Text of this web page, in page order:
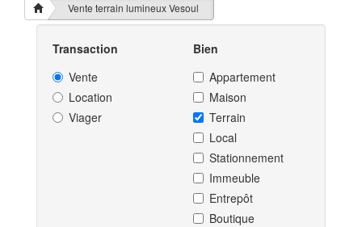
Vente terrain lumineux Vesoul
Transaction
Vente
Location
Viager
Bien
Appartement
Maison
Terrain
Local
Stationnement
Immeuble
Entrepôt
Boutique